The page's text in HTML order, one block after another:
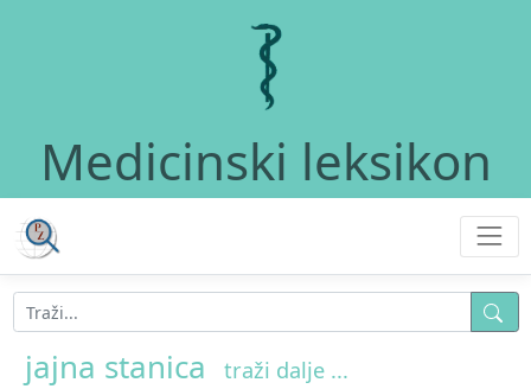
Medicinski leksikon
jajna stanica traži dalje ...